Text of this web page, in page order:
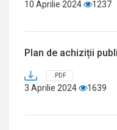
10 Aprilie 2024 1237
Plan de achiziții
.PDF
3 Aprilie 2024 1639